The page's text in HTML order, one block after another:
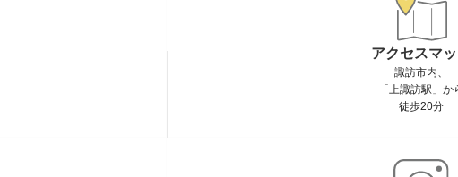
アクセスマ
諏訪市内、
「上諏訪駅」か
徒歩20分